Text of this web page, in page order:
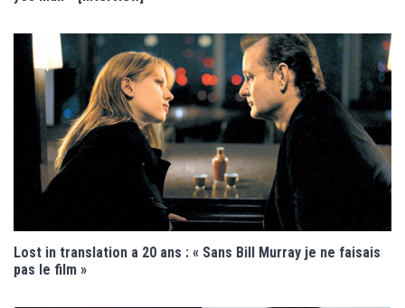
Lost in translation a 20 ans : « Sans Bill Murray je ne faisais
pas le film »